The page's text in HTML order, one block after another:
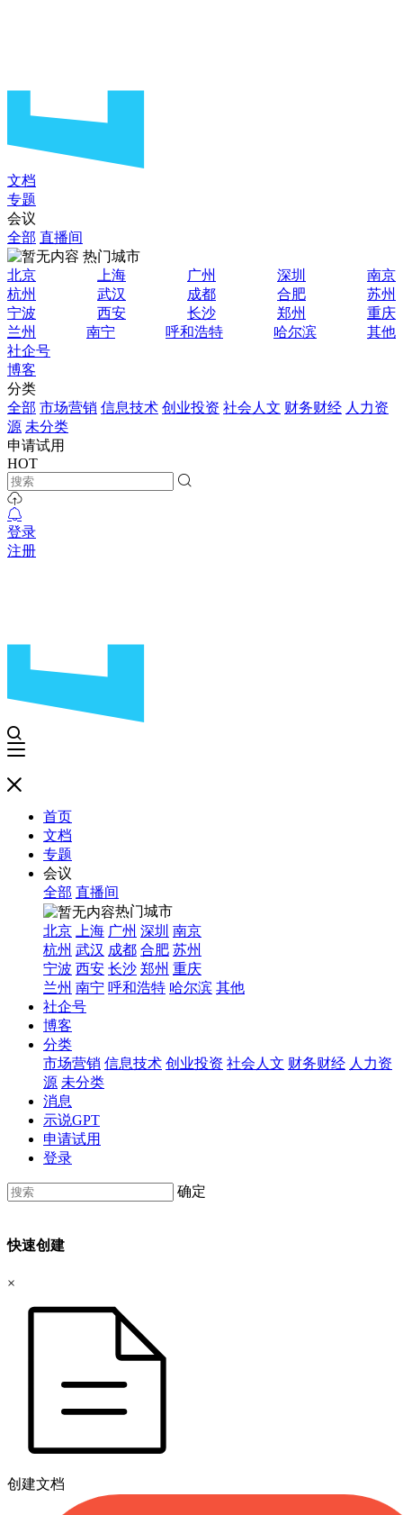
文档
专题
会议
全部 直播间
热门城市
北京
上海 广州 深圳
南京
杭州
武汉 成都 合肥
苏州
宁波
西安 长沙 郑州
重庆
兰州
南宁 呼和浩特 哈尔滨
其他
社企号
博客
分类
全部 市场营销 信息技术 创业投资 社会人文 财务财经 人力资
源 未分类
申请试用
HOT
登录
注册
首页
文档
专题
会议
全部 直播间
热门城市
北京
上海 广州 深圳 南京
杭州 武汉 成都 合肥 苏州
宁波 西安 长沙 郑州 重庆
兰州 南宁 呼和浩特 哈尔滨 其他
社企号
博客
分类
市场营销 信息技术 创业投资 社会人文 财务财经 人力资
源 未分类
消息
示说GPT
申请试用
登录
确定
快速创建
×
创建文档